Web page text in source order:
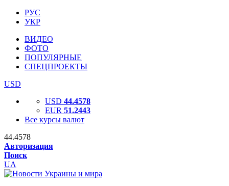
РУС
УКР
ВИДЕО
ФОТО
ПОПУЛЯРНЫЕ
СПЕЦПРОЕКТЫ
USD
USD 44.4578
EUR 51.2443
Все курсы валют
44.4578
Авторизация
Поиск
UA